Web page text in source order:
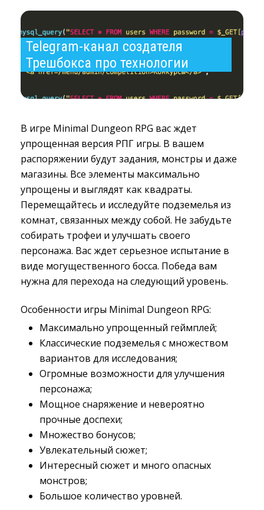
Telegram-канал создателя
Трешбокса про технологии
В игре Minimal Dungeon RPG вас ждет
упрощенная версия РПГ игры. В вашем
распоряжении будут задания, монстры и даже
магазины. Все элементы максимально
упрощены и выглядят как квадраты.
Перемещайтесь и исследуйте подземелья из
комнат, связанных между собой. Не забудьте
собирать трофеи и улучшать своего
персонажа. Вас ждет серьезное испытание в
виде могущественного босса. Победа вам
нужна для перехода на следующий уровень.
Особенности игры Minimal Dungeon RPG:
Максимально упрощенный геймплей;
Классические подземелья с множеством
вариантов для исследования;
Огромные возможности для улучшения
персонажа;
Мощное снаряжение и невероятно
прочные доспехи;
Множество бонусов;
Увлекательный сюжет;
Интересный сюжет и много опасных
монстров;
Большое количество уровней.